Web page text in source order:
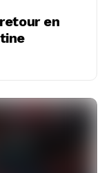
en